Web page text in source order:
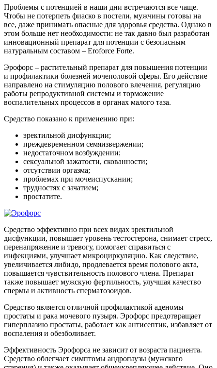
Проблемы с потенцией в наши дни встречаются все чаще.
Чтобы не потерпеть фиаско в постели, мужчины готовы на
все, даже принимать опасные для здоровья средства. Однако в
этом больше нет необходимости: не так давно был разработан
инновационный препарат для потенции с безопасным
натуральным составом – Eroforce Forte.
Эрофорс – растительный препарат для повышения потенции
и профилактики болезней мочеполовой сферы. Его действие
направлено на стимуляцию полового влечения, регуляцию
работы репродуктивной системы и торможение
воспалительных процессов в органах малого таза.
Средство показано к применению при:
эректильной дисфункции;
преждевременном семяизвержении;
недостаточном возбуждении;
сексуальной зажатости, скованности;
отсутствии оргазма;
проблемах при мочеиспускании;
трудностях с зачатием;
простатите.
Средство эффективно при всех видах эректильной
дисфункции, повышает уровень тестостерона, снимает стресс,
перенапряжение и тревогу, помогает справиться с
инфекциями, улучшает микроциркуляцию. Как следствие,
увеличивается либидо, продлевается время полового акта,
повышается чувствительность полового члена. Препарат
также повышает мужскую фертильность, улучшая качество
спермы и активность сперматозоидов.
Средство является отличной профилактикой аденомы
простаты и рака мочевого пузыря. Эрофорс предотвращает
гиперплазию простаты, работает как антисептик, избавляет от
воспаления и обезболивает.
Эффективность Эрофорса не зависит от возраста пациента.
Средство облегчает симптомы андропаузы (мужского